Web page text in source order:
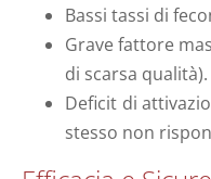
Bassi tassi di
Grave fattore
di scarsa qualità).
Deficit di
stesso non